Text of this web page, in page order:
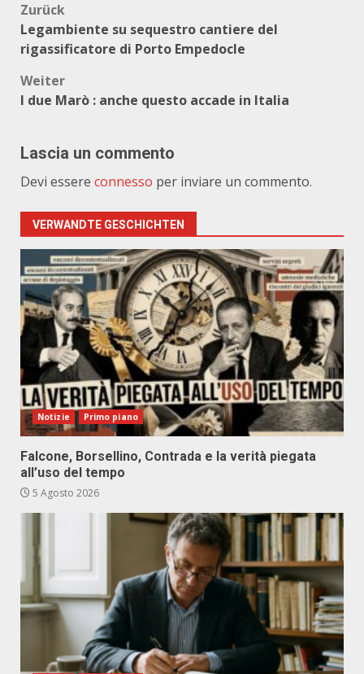
Beitragsnavigation
Zurück
Legambiente su sequestro cantiere del
rigassificatore di Porto Empedocle
Weiter
I due Marò : anche questo accade in Italia
Lascia un commento
Devi essere connesso per inviare un commento.
VERWANDTE GESCHICHTEN
Notizie Primo piano
Falcone, Borsellino, Contrada e la verità piegata
all’uso del tempo
5 Agosto 2026